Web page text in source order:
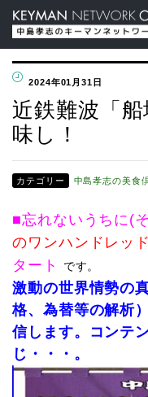
2024年01月31日
近鉄難波「
味し！
カテゴリー 中島孝志の美食
■忘れないうちに(
のワンハンドレッ
タート
です。
激動の世界情勢の
格、為替等の解析
信します。コンテ
じ・・・。